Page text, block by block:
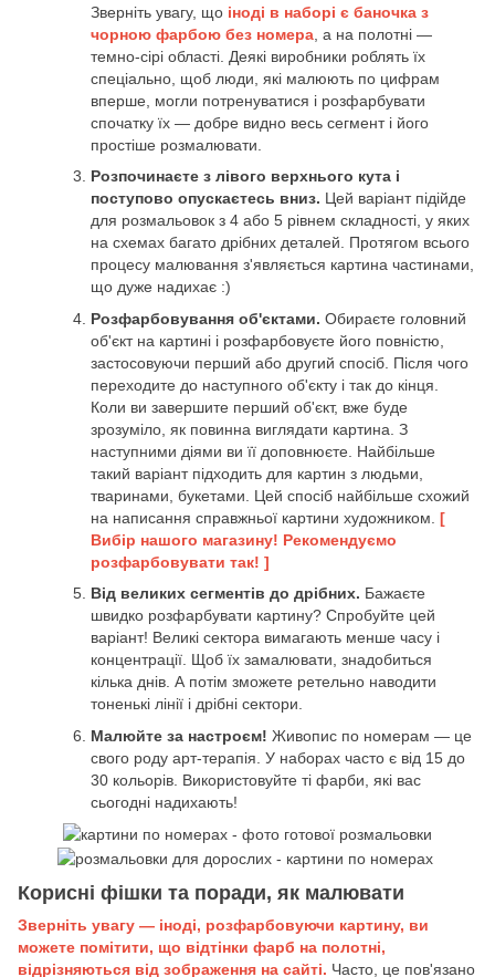
Зверніть увагу, що іноді в наборі є баночка з
чорною фарбою без номера , а на полотні —
темно-сірі області. Деякі виробники роблять їх
спеціально, щоб люди, які малюють по цифрам
вперше, могли потренуватися і розфарбувати
спочатку їх — добре видно весь сегмент і його
простіше розмалювати.
Розпочинаєте з лівого верхнього кута і
поступово опускаєтесь вниз. Цей варіант підійде
для розмальовок з 4 або 5 рівнем складності, у яких
на схемах багато дрібних деталей. Протягом всього
процесу малювання з'являється картина частинами,
що дуже надихає :)
Розфарбовування об'єктами. Обираєте головний
об'єкт на картині і розфарбовуєте його повністю,
застосовуючи перший або другий спосіб. Після чого
переходите до наступного об'єкту і так до кінця.
Коли ви завершите перший об'єкт, вже буде
зрозуміло, як повинна виглядати картина. З
наступними діями ви її доповнюєте. Найбільше
такий варіант підходить для картин з людьми,
тваринами, букетами. Цей спосіб найбільше схожий
на написання справжньої картини художником. [
Вибір нашого магазину! Рекомендуємо
розфарбовувати так! ]
Від великих сегментів до дрібних. Бажаєте
швидко розфарбувати картину? Спробуйте цей
варіант! Великі сектора вимагають менше часу і
концентрації. Щоб їх замалювати, знадобиться
кілька днів. А потім зможете ретельно наводити
тоненькі лінії і дрібні сектори.
Малюйте за настроєм! Живопис по номерам — це
свого роду арт-терапія. У наборах часто є від 15 до
30 кольорів. Використовуйте ті фарби, які вас
сьогодні надихають!
Корисні фішки та поради, як малювати
Зверніть увагу — іноді, розфарбовуючи картину, ви
можете помітити, що відтінки фарб на полотні,
відрізняються від зображення на сайті. Часто, це пов'язано